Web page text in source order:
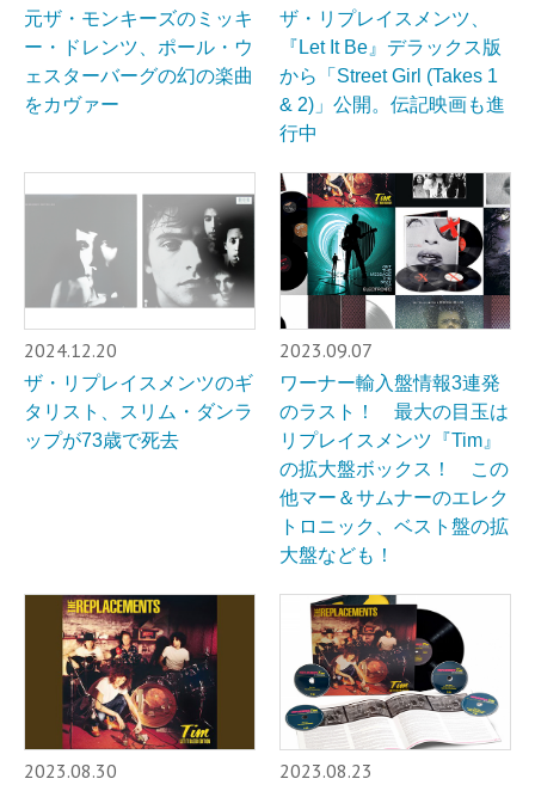
元ザ・モンキーズのミッキ
ー・ドレンツ、ポール・ウ
ェスターバーグの幻の楽曲
をカヴァー
ザ・リプレイスメンツ、
『Let It Be』デラックス版
から「Street Girl (Takes 1
& 2)」公開。伝記映画も進
行中
2024.12.20
ザ・リプレイスメンツのギ
タリスト、スリム・ダンラ
ップが73歳で死去
2023.09.07
ワーナー輸入盤情報3連発
のラスト！ 最大の目玉は
リプレイスメンツ『Tim』
の拡大盤ボックス！ この
他マー＆サムナーのエレク
トロニック、ベスト盤の拡
大盤なども！
2023.08.30 2023.08.23